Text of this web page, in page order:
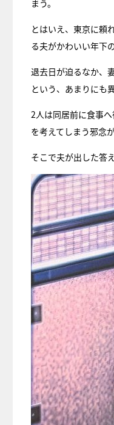
まう。
とはいえ、東京に頼
る夫がかわいい年下
退去日が迫るなか、
という、あまりにも
2人は同居前に食事
を考えてしまう邪念
そこで夫が出した答